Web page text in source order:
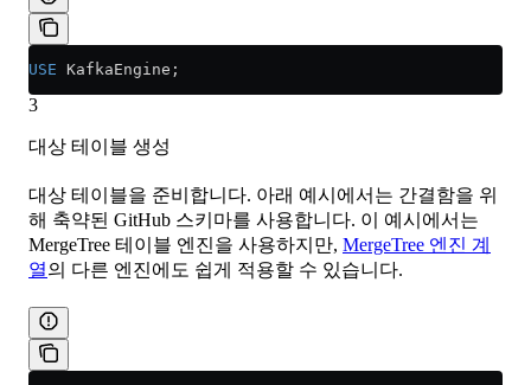
USE KafkaEngine;
3
대상 테이블 생성
대상 테이블을 준비합니다. 아래 예시에서는 간결함을 위
해 축약된 GitHub 스키마를 사용합니다. 이 예시에서는
MergeTree 테이블 엔진을 사용하지만, MergeTree 엔진 계
열의 다른 엔진에도 쉽게 적용할 수 있습니다.